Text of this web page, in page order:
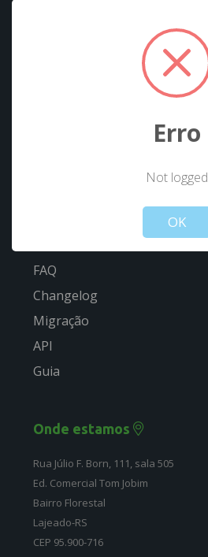
FAQ
Changelog
Migração
API
Guia
Onde estamos
Rua Júlio F. Born, 111, sala 505
Ed. Comercial Tom Jobim
Bairro Florestal
Lajeado-RS
CEP 95.900-716
Erro
Not logged
OK